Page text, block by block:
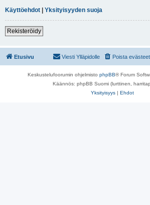
Käyttöehdot | Yksityisyyden suoja
Rekisteröidy
Etusivu Poista evästeet
Viesti Ylläpidolle
Keskustelufoorumin ohjelmisto phpBB® Forum
Käännös: phpBB Suomi (lurttinen,
Yksityisyys | Ehdot